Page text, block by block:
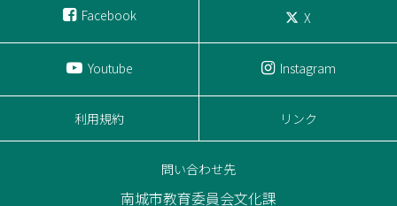
Facebook X
Youtube Instagram
利用規約 リンク
問い合わせ先
南城市教育委員会文化課